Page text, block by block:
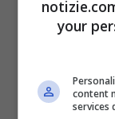
diffusione
your
content
services